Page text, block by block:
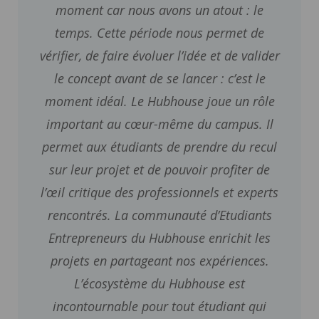
moment car nous avons un atout : le
temps. Cette période nous permet de
vérifier, de faire évoluer l’idée et de valider
le concept avant de se lancer : c’est le
moment idéal. Le Hubhouse joue un rôle
important au cœur-même du campus. Il
permet aux étudiants de prendre du recul
sur leur projet et de pouvoir profiter de
l’œil critique des professionnels et experts
rencontrés. La communauté d’Etudiants
Entrepreneurs du Hubhouse enrichit les
projets en partageant nos expériences.
L’écosystème du Hubhouse est
incontournable pour tout étudiant qui